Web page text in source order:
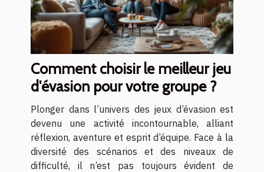
Comment choisir le meilleur jeu
d'évasion pour votre groupe ?
Plonger dans l’univers des jeux d’évasion est
devenu une activité incontournable, alliant
réflexion, aventure et esprit d’équipe. Face à la
diversité des scénarios et des niveaux de
difficulté, il n’est pas toujours évident de